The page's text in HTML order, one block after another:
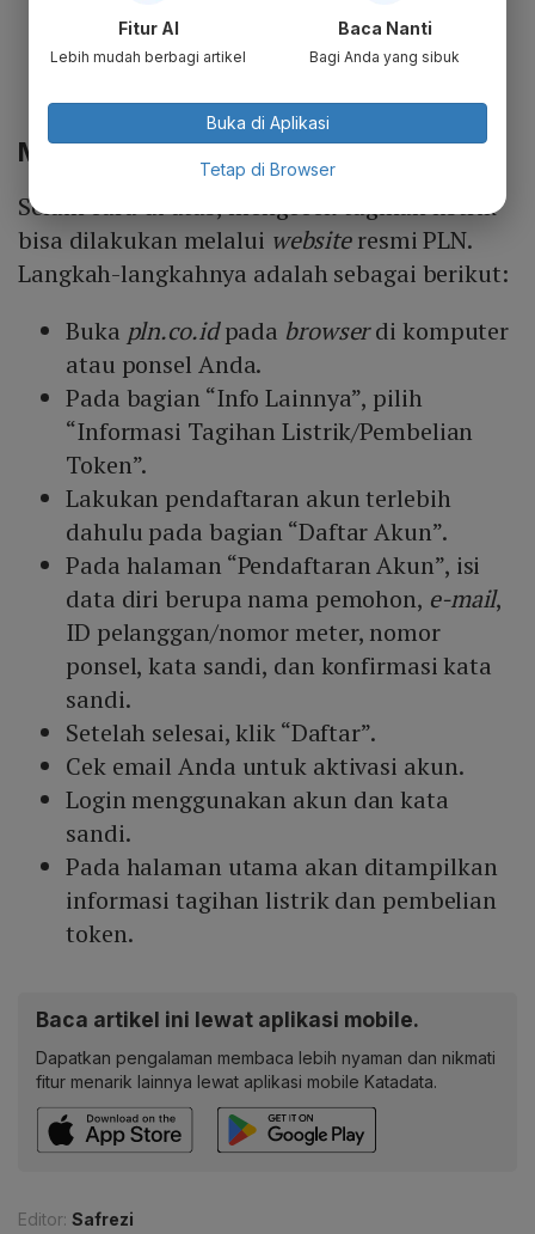
meteran Anda.
Klik "Cari". Aplikasi akan menampilkan
tagihan listrik beserta nominal yang
harus dibayar
Melalu Website PLN
Selain cara di atas, mengecek tagihan listrik
bisa dilakukan melalui websiteresmi PLN.
Langkah-langkahnya adalah sebagai berikut:
Buka pln.co.idpada browserdi komputer
atau ponsel Anda.
Pada bagian “Info Lainnya”, pilih
“Informasi Tagihan Listrik/Pembelian
Token”.
Lakukan pendaftaran akun terlebih
dahulu pada bagian “Daftar Akun”.
Pada halaman “Pendaftaran Akun”, isi
data diri berupa nama pemohon, e-mail,
ID pelanggan/nomor meter, nomor
ponsel, kata sandi, dan konfirmasi kata
sandi.
Setelah selesai, klik “Daftar”.
Cek email Anda untuk aktivasi akun.
Login menggunakan akun dan kata
sandi.
Pada halaman utama akan ditampilkan
informasi tagihan listrik dan pembelian
token.
Baca artikel ini lewat aplikasi mobile.
Dapatkan pengalaman membaca lebih nyaman dan nikmati
fitur menarik lainnya lewat aplikasi mobile Katadata.
Editor: Safrezi
Fitur AI
Lebih mudah berbagi artikel
Baca Nanti
Bagi Anda yang sibuk
Buka di Aplikasi
Tetap di Browser